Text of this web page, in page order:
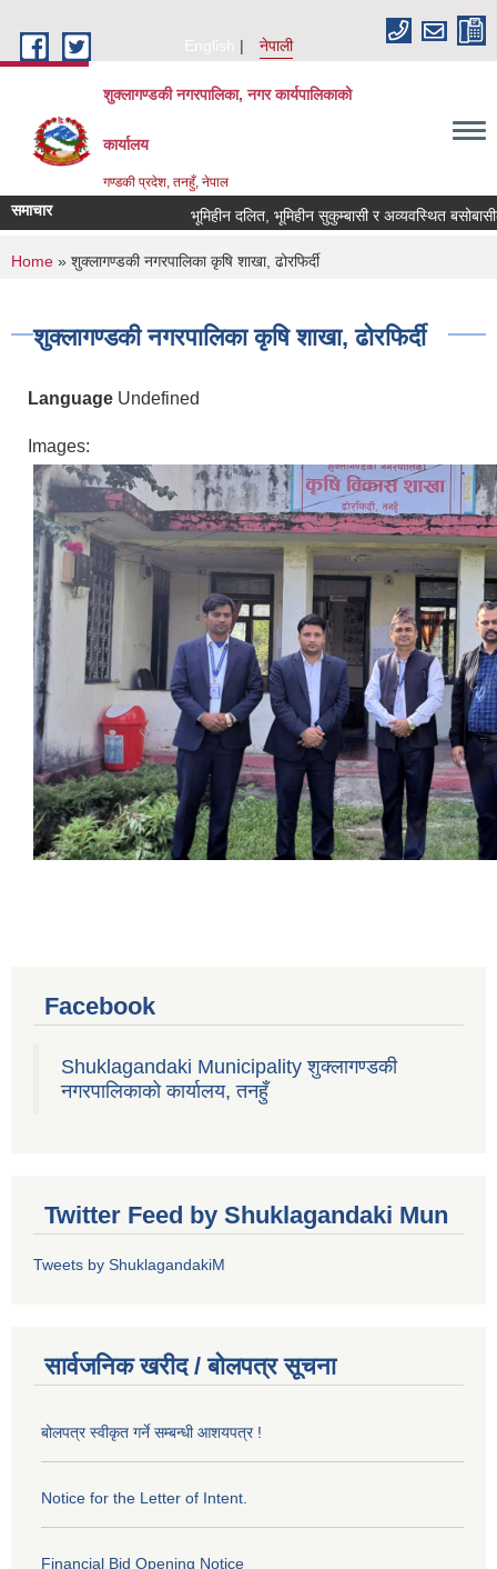
English
नेपाली
शुक्लागण्डकी नगरपालिका, नगर कार्यपालिकाको
कार्यालय
गण्डकी प्रदेश, तनहुँ, नेपाल
समाचार भूमिहीन दलित, भूमिहीन सुकुम्बासी र अव्यवस्थित बसोबासीले
You are here
Home » शुक्लागण्डकी नगरपालिका कृषि शाखा, ढोरफिर्दी
शुक्लागण्डकी नगरपालिका कृषि शाखा, ढोरफिर्दी
Language Undefined
Images:
Facebook
Shuklagandaki Municipality शुक्लागण्डकी
नगरपालिकाको कार्यालय, तनहुँ
Twitter Feed by Shuklagandaki Mun
Tweets by ShuklagandakiM
सार्वजनिक खरीद / बोलपत्र सूचना
बोलपत्र स्वीकृत गर्ने सम्बन्धी आशयपत्र !
Notice for the Letter of Intent.
Financial Bid Opening Notice